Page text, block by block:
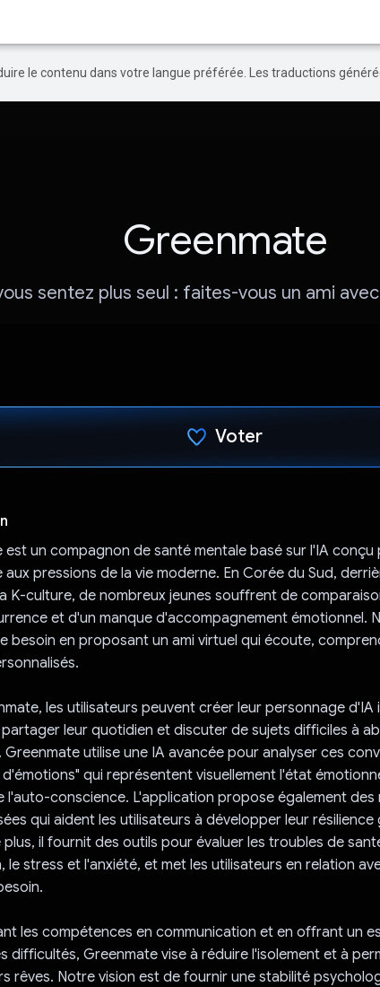
le contenu dans votre langue préférée. Les traductions
Greenmate
sentez plus seul : faites-vous un ami
Voter
est un compagnon de santé mentale basé sur l'IA conçu
pressions de la vie moderne. En Corée du Sud,
K-culture, de nombreux jeunes souffrent de
et d'un manque d'accompagnement émotionnel.
besoin en proposant un ami virtuel qui écoute,
les utilisateurs peuvent créer leur personnage d'IA
leur quotidien et discuter de sujets difficiles à
Greenmate utilise une IA avancée pour analyser ces
qui représentent visuellement l'état
l'auto-conscience. L'application propose également des
qui aident les utilisateurs à développer leur
plus, il fournit des outils pour évaluer les troubles de
le stress et l'anxiété, et met les utilisateurs en relation
les compétences en communication et en offrant un
difficultés, Greenmate vise à réduire l'isolement et à
rêves. Notre vision est de fournir une stabilité